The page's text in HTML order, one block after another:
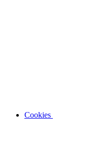
Cookies